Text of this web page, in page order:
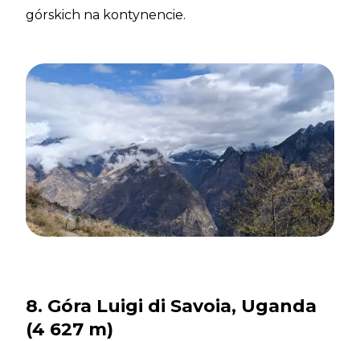
górskich na kontynencie.
8. Góra Luigi di Savoia, Uganda
(4 627 m)